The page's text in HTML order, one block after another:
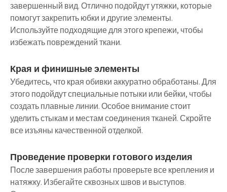
завершенный вид. Отлично подойдут утяжки, которые
помогут закрепить юбки и другие элементы.
Используйте подходящие для этого крепежи, чтобы
избежать повреждений ткани.
Края и финишные элементы
Убедитесь, что края обивки аккуратно обработаны. Для
этого подойдут специальные потыки или бейки, чтобы
создать плавные линии. Особое внимание стоит
уделить стыкам и местам соединения тканей. Скройте
все изъяны качественной отделкой.
Проведение проверки готового изделия
После завершения работы проверьте все крепления и
натяжку. Избегайте сквозных швов и выступов.